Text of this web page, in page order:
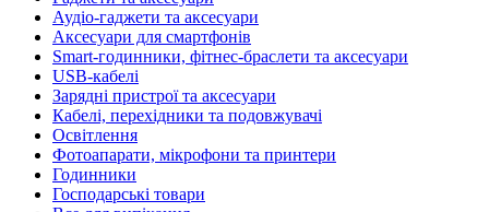
Аудіо-гаджети та аксесуари
Аксесуари для смартфонів
Smart-годинники, фітнес-браслети та аксесуари
USB-кабелі
Зарядні пристрої та аксесуари
Кабелі, перехідники та подовжувачі
Освітлення
Фотоапарати, мікрофони та принтери
Годинники
Господарські товари